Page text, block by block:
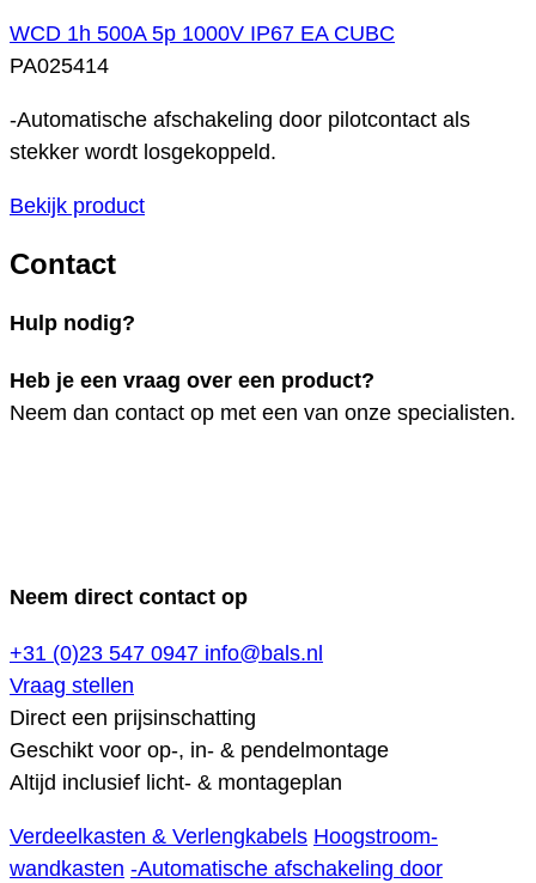
WCD 1h 500A 5p 1000V IP67 EA CUBC
PA025414
-Automatische afschakeling door pilotcontact als
stekker wordt losgekoppeld.
Bekijk product
Contact
Hulp nodig?
Heb je een vraag over een product?
Neem dan contact op met een van onze specialisten.
Neem direct contact op
+31 (0)23 547 0947 info@bals.nl
Vraag stellen
Direct een prijsinschatting
Geschikt voor op-, in- & pendelmontage
Altijd inclusief licht- & montageplan
Verdeelkasten & Verlengkabels Hoogstroom-
wandkasten -Automatische afschakeling door